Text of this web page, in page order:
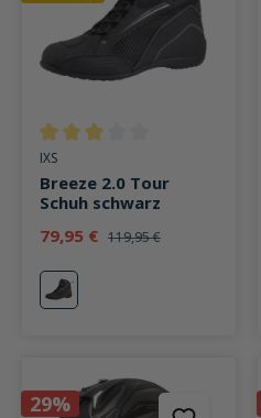
Durchschnittliche Bewertung
IXS
Breeze 2.0 Tour
Schuh schwarz
79,95 € 119,95 €
schwarz
29%